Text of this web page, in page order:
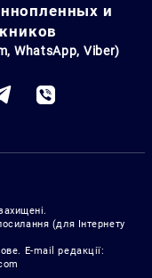
и
WhatsApp, Viber)
(для Інтернету
E-mail редакції: